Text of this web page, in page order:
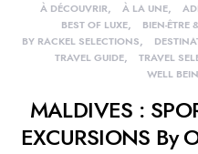
À DÉCOUVRIR À LA UNE
BEST OF LUXE
BIEN-ÊTRE
BY RACKEL SELECTIONS
TRAVEL GUIDE
TRAVEL
WELL
MALDIVES :
EXCURSIONS By